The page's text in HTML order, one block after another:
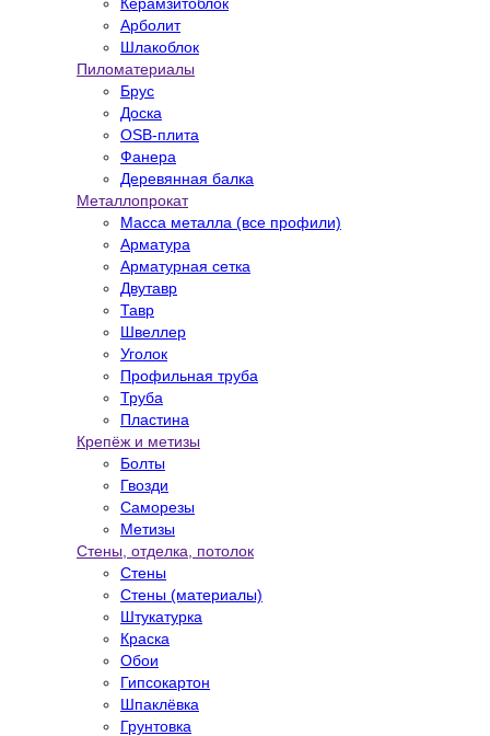
Арболит
Шлакоблок
Пиломатериалы
Брус
Доска
OSB-плита
Фанера
Деревянная балка
Металлопрокат
Масса металла (все профили)
Арматура
Арматурная сетка
Двутавр
Тавр
Швеллер
Уголок
Профильная труба
Труба
Пластина
Крепёж и метизы
Болты
Гвозди
Саморезы
Метизы
Стены, отделка, потолок
Стены
Стены (материалы)
Штукатурка
Краска
Обои
Гипсокартон
Шпаклёвка
Грунтовка